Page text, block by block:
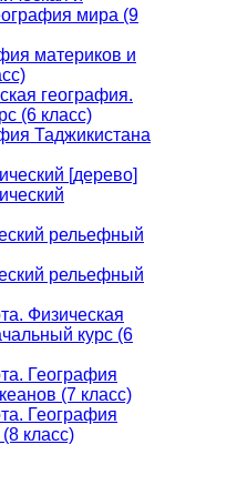
мира (9
материков и
география.
(6 класс)
Таджикистана
[дерево]
рельефный
рельефный
Физическая
курс (6
География
(7 класс)
География
класс)